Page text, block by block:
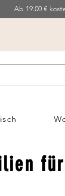
Ab 19.00 €